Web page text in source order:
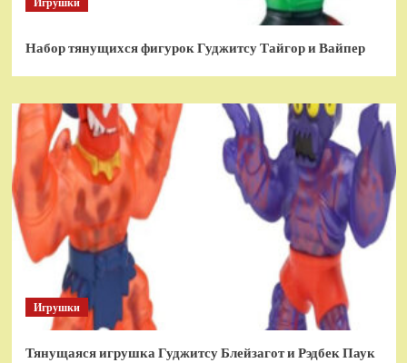
Набор тянущихся фигурок Гуджитсу Тайгор и Вайпер
Игрушки
Тянущаяся игрушка Гуджитсу Блейзагот и Рэдбек Паук